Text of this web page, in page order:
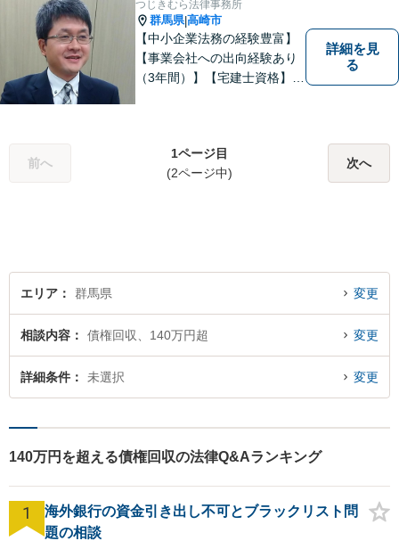
つじきむら法律事務所
群馬県|高崎市
【中小企業法務の経験豊富】
【事業会社への出向経験あり
（3年間）】【宅建士資格】信
詳細を見
る
前へ
1ページ目
(2ページ中)
次へ
エリア 群馬県 変更
相談内容 債権回収、140万円超 変更
詳細条件 未選択 変更
140万円を超える債権回収の法律Q&Aランキング
1
海外銀行の資金引き出し不可とブラックリスト問
題の相談